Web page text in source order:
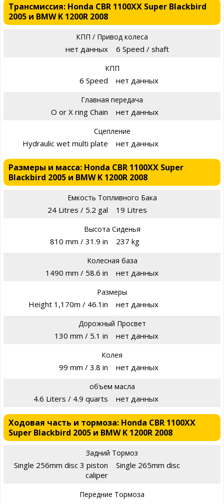
Трансмиссия: Honda CBR 1100XX Super Blackbird
2005 и BMW K 1200R 2008
КПП / Привод колеса
нет данных 6 Speed / shaft
КПП
6 Speed нет данных
Главная передача
O or X ring Chain нет данных
Сцепление
Hydraulic wet multi plate нет данных
Размеры и масса: Honda CBR 1100XX Super
Blackbird 2005 и BMW K 1200R 2008
Емкость Топливного Бака
24 Litres / 5.2 gal 19 Litres
Высота Сиденья
810 mm / 31.9 in 237 kg
Колесная база
1490 mm / 58.6 in нет данных
Размеры
Height 1,170m / 46.1in нет данных
Дорожный Просвет
130 mm / 5.1 in нет данных
Колея
99 mm / 3.8 in нет данных
объем масла
4.6 Liters / 4.9 quarts нет данных
Ходовая часть и тормоза: Honda CBR 1100XX
Super Blackbird 2005 и BMW K 1200R 2008
Задний Тормоз
Single 256mm disc 3 piston
caliper
Single 265mm disc
Передние Тормоза